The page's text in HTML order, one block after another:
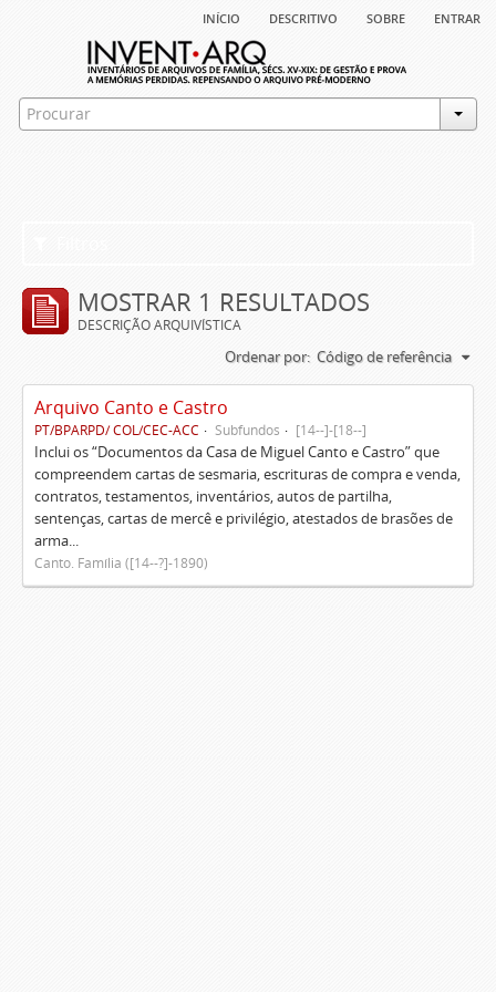
início descritivo sobre entrar
MOSTRAR 1 RESULTADOS
DESCRIÇÃO ARQUIVÍSTICA
Ordenar por: Código de referência
Arquivo Canto e Castro
PT/BPARPD/ COL/CEC-ACC Subfundos [14--]-[18--]
Inclui os “Documentos da Casa de Miguel Canto e Castro” que
compreendem cartas de sesmaria, escrituras de compra e venda,
contratos, testamentos, inventários, autos de partilha,
sentenças, cartas de mercê e privilégio, atestados de brasões de
arma...
Canto. Família ([14--?]-1890)